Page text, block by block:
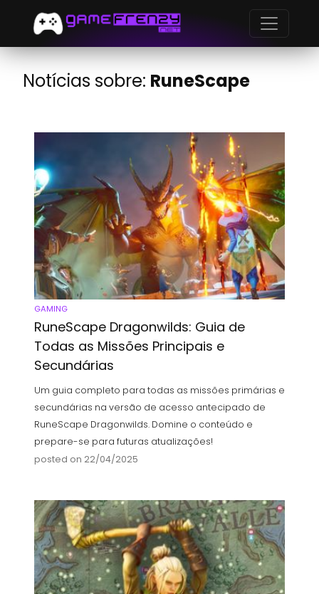
Notícias sobre: RuneScape
GAMING
RuneScape Dragonwilds: Guia de
Todas as Missões Principais e
Secundárias
Um guia completo para todas as missões primárias e
secundárias na versão de acesso antecipado de
RuneScape Dragonwilds. Domine o conteúdo e
prepare-se para futuras atualizações!
posted on 22/04/2025